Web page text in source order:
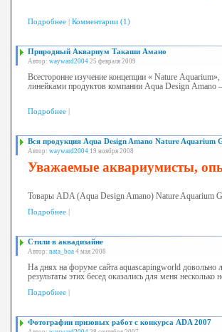
Подробнее | Комментарии (1)
Природный Аквариум Такаши Амано
Автор: wayward2004 25 февраля 2009
Всесторонне изучение концепции « Nature Aquarium»,
линейками продуктов компании Aqua Design Amano –
Подробнее |
Вся продукция Aqua Design Amano Nature Aquarium
Автор: wayward2004 19 ноября 2008
Уважаемые аквариумисты,
Товары ADA (Aqua Design Amano) Nature Aquarium
Подробнее |
Стили в аквадизайне
Автор: nata_boa 4 мая 2008
На днях на форуме сайта aquascapingworld
результаты этих бесед оказались для меня несколько
Подробнее |
Фотографии призовых работ с конкурса ADA 2007